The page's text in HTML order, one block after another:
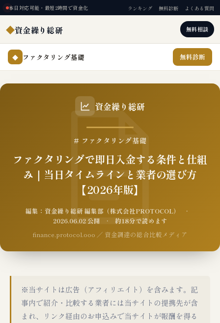
本日対応可能・最短2時間で資金化 ランキング 無料診断 よくある質問
◆資金繰り総研 無料相談
◆ ファクタリング基礎 無料診断
資金繰り総研
# ファクタリング基礎
ファクタリングで即日入金する条件と仕組
み｜当日タイムラインと業者の選び方
【2026年版】
編集：資金繰り総研 編集部（株式会社PROTOCOL） ·
2026.06.02 公開 · 約18分で読めます
finance.protocol.ooo ／ 資金調達の総合比較メディア
※当サイトは広告（アフィリエイト）を含みます。記
事内で紹介・比較する業者には当サイトの提携先が含
まれ、リンク経由のお申込みで当サイトが報酬を得る